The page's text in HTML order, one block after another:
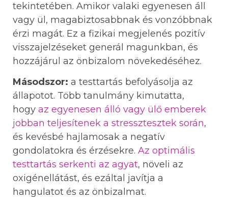
tekintetében. Amikor valaki egyenesen áll
vagy ül, magabiztosabbnak és vonzóbbnak
érzi magát. Ez a fizikai megjelenés pozitív
visszajelzéseket generál magunkban, és
hozzájárul az önbizalom növekedéséhez.
Másodszor: a testtartás befolyásolja az
állapotot. Több tanulmány kimutatta,
hogy az egyenesen álló vagy ülő emberek
jobban teljesítenek a stressztesztek során,
és kevésbé hajlamosak a negatív
gondolatokra és érzésekre. Az optimális
testtartás serkenti az agyat, növeli az
oxigénellátást, és ezáltal javítja a
hangulatot és az önbizalmat.